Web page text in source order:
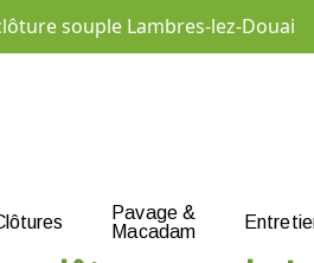
souple Lambres-lez-Douai
Pavage &
Macadam